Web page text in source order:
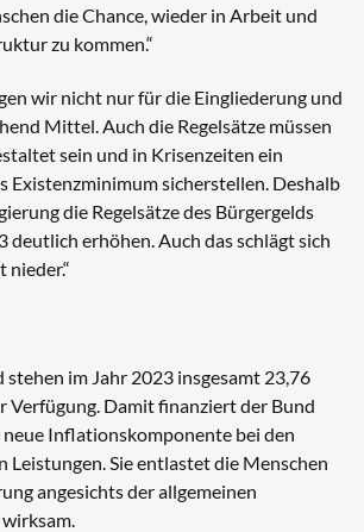
die Chance, wieder in Arbeit und
zu kommen.“
wir nicht nur für die Eingliederung und
Mittel. Auch die Regelsätze müssen
sein und in Krisenzeiten ein
Existenzminimum sicherstellen. Deshalb
die Regelsätze des Bürgergelds
deutlich erhöhen. Auch das schlägt sich
nieder.“
stehen im Jahr 2023 insgesamt 23,76
Verfügung. Damit finanziert der Bund
Inflationskomponente bei den
Leistungen. Sie entlastet die Menschen
angesichts der allgemeinen